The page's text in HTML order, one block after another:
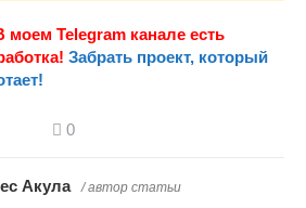
Telegram канале есть
Забрать проект, который
0
Акула / автор статьи